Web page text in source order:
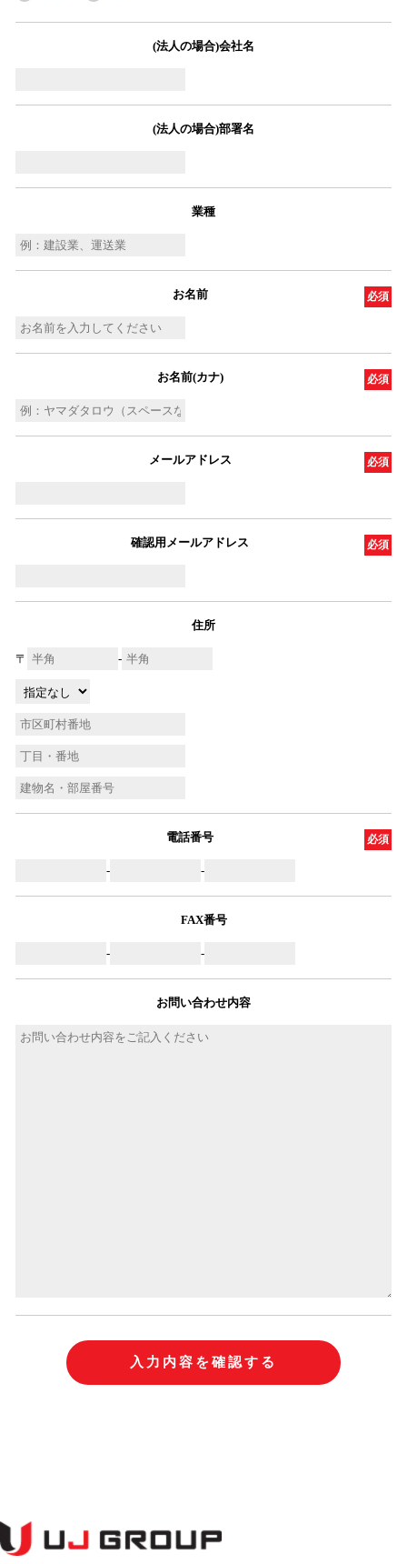
(法人の場合)会社名
(法人の場合)部署名
業種
お名前 必須
お名前(カナ) 必須
メールアドレス 必須
確認用メールアドレス 必須
住所
〒 -
電話番号 必須
- -
FAX番号
- -
お問い合わせ内容